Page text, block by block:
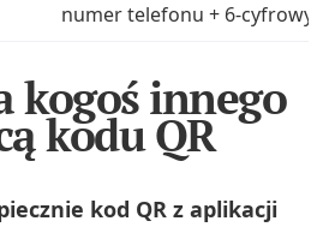
numer telefonu + 6‑cyfrowy
kogoś innego
kodu QR
kod QR z aplikacji